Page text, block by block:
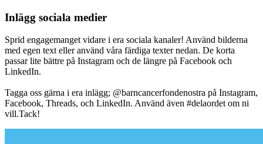
Inlägg sociala medier
Sprid engagemanget vidare i era sociala kanaler! Använd bilderna
med egen text eller använd våra färdiga texter nedan. De korta
passar lite bättre på Instagram och de längre på Facebook och
LinkedIn.
Tagga oss gärna i era inlägg; @barncancerfondenostra på Instagram,
Facebook, Threads, och LinkedIn. Använd även #delaordet om ni
vill.Tack!